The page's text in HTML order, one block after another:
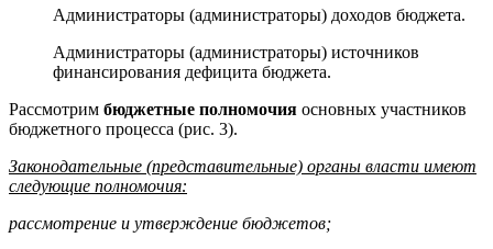
Администраторы (администраторы) доходов бюджета.
Администраторы (администраторы) источников
финансирования дефицита бюджета.
Рассмотрим бюджетные полномочия основных участников
бюджет­ного процесса (рис. 3).
Законодательные (представительные) органы власти имеют
сле­дующие полномочия:
рассмотрение и утверждение бюджетов;